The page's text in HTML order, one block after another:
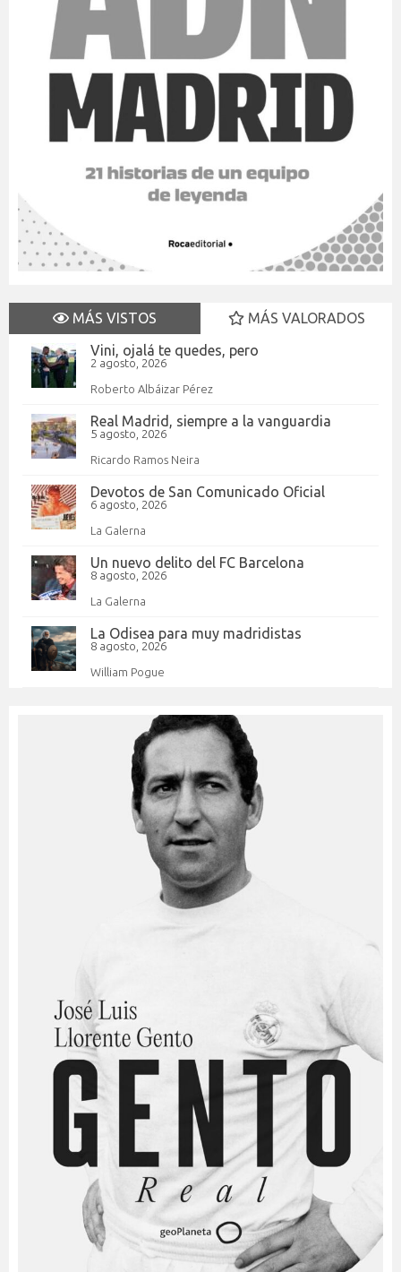
MÁS VISTOS
MÁS VALORADOS
Vini, ojalá te quedes, pero
2 agosto, 2026
Roberto Albáizar Pérez
Real Madrid, siempre a la vanguardia
5 agosto, 2026
Ricardo Ramos Neira
Devotos de San Comunicado Oficial
6 agosto, 2026
La Galerna
Un nuevo delito del FC Barcelona
8 agosto, 2026
La Galerna
La Odisea para muy madridistas
8 agosto, 2026
William Pogue